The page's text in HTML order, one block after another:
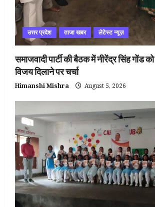
उत्तर प्रदेश ताजा खबर लेटेस्ट न्यूज़
समाजवादी पार्टी की बैठक में नीरेंद्र सिंह गोंड
विजय दिलाने पर चर्चा
Himanshi Mishra August 5, 2026